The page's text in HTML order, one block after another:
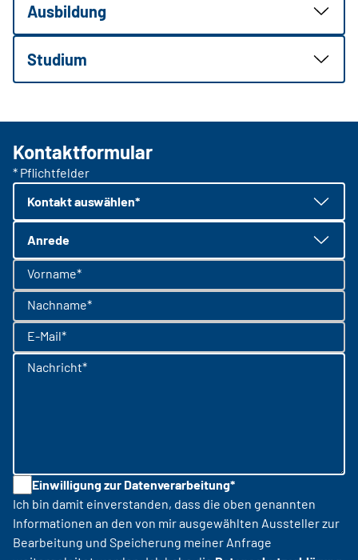
Ausbildung
Studium
Kontaktformular
* Pflichtfelder
Kontakt auswählen*
Anrede
Vorname*
Nachname*
E-Mail*
Nachricht*
Einwilligung zur Datenverarbeitung*
Ich bin damit einverstanden, dass die oben genannten
Informationen an den von mir ausgewählten Aussteller zur
Bearbeitung und Speicherung meiner Anfrage